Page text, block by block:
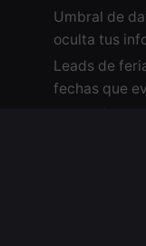
Umbral de
oculta tus
Leads de
fechas que